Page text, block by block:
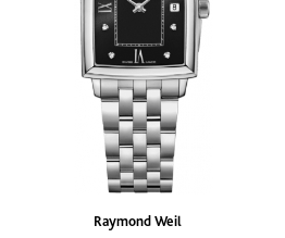
Raymond Weil